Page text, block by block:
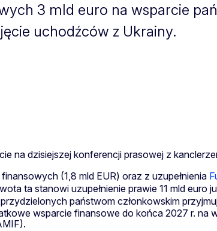
3 mld euro na wsparcie
uchodźców z Ukrainy.
na dzisiejszej konferencji prasowej z
(1,8 mld EUR) oraz z uzupełnienia
ta stanowi uzupełnienie prawie 11 mld
państwom członkowskim
wsparcie finansowe do końca 2027 r. na